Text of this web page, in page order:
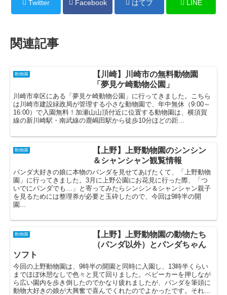
Twitter Facebook はてブ LINE
関連記事
動物園
【川崎】川崎市の無料動物園
「夢見ケ崎動物公園」
川崎市幸区にある「夢見ケ崎動物公園」に行ってきました。こちら
は川崎市建設緑政局が管理する小さな動物園で、年中無休（9:00～
16:00）で入園無料！加瀬山山頂付近に位置する動物園は、横須賀
線の新川崎駅・南武線の鹿嶋田駅から徒歩10分ほどの距...
動物園
【上野】上野動物園のシンシン
＆シャンシャン観覧情報
パンダ大好きの娘に本物のパンダを見せてあげたくて、「上野動物
園」に行ってきました。3月に上野公園にお花見に行った際、「つ
いでにパンダでも…」と寄ってみたらシンシン＆シャンシャン親子
を見るためには整理券が必要と玉砕したので、今回は9時半の開
園...
動物園
【上野】上野動物園の動物たち
（パンダ以外）とパンダちゃん
ソフト
今回の上野動物園は、9時半の開園と同時に入園し、13時半くらい
までほぼ休憩なしで色々と見て回りました。ベビーカーを押しなが
ら広い園内を歩き倒したのでかなり疲れましたが、パンダを筆頭に
動物大好きの娘が大興奮で喜んでくれたのでよかったです。それ...